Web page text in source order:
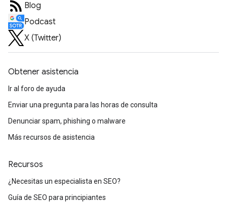
Blog
Podcast
X (Twitter)
Obtener asistencia
Ir al foro de ayuda
Enviar una pregunta para las horas de consulta
Denunciar spam, phishing o malware
Más recursos de asistencia
Recursos
¿Necesitas un especialista en SEO?
Guía de SEO para principiantes